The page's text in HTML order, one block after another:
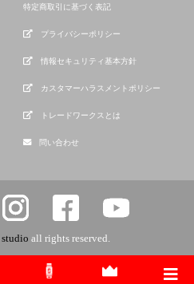
特定商取引に基づく表記
プライバシーポリシー
情報セキュリティ基本方針
カスタマーハラスメントポリシー
トレードワークスとは
問い合わせ
all rights reserved.